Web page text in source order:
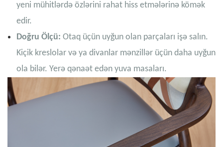
yeni mühitlərdə özlərini rahat hiss etmələrinə kömək
edir.
Doğru Ölçü: Otaq üçün uyğun olan parçaları işə salın.
Kiçik kreslolar və ya divanlar mənzillər üçün daha uyğun
ola bilər. Yerə qənaət edən yuva masaları.